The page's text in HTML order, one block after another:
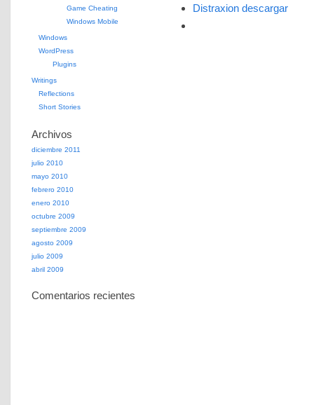
Distraxion descargar
Game Cheating
Windows Mobile
Windows
WordPress
Plugins
Writings
Reflections
Short Stories
Archivos
diciembre 2011
julio 2010
mayo 2010
febrero 2010
enero 2010
octubre 2009
septiembre 2009
agosto 2009
julio 2009
abril 2009
Comentarios recientes